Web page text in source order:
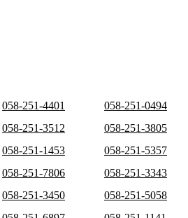
058-251-4401
058-251-0494
058-251-3512
058-251-3805
058-251-1453
058-251-5357
058-251-7806
058-251-3343
058-251-3450
058-251-5058